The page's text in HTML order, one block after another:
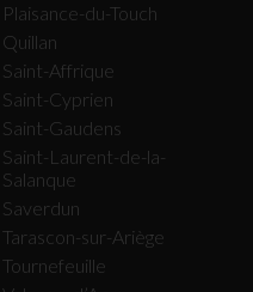
Plaisance-du-Touch
Quillan
Saint-Affrique
Saint-Cyprien
Saint-Gaudens
Saint-Laurent-de-la-
Salanque
Saverdun
Tarascon-sur-Ariège
Tournefeuille